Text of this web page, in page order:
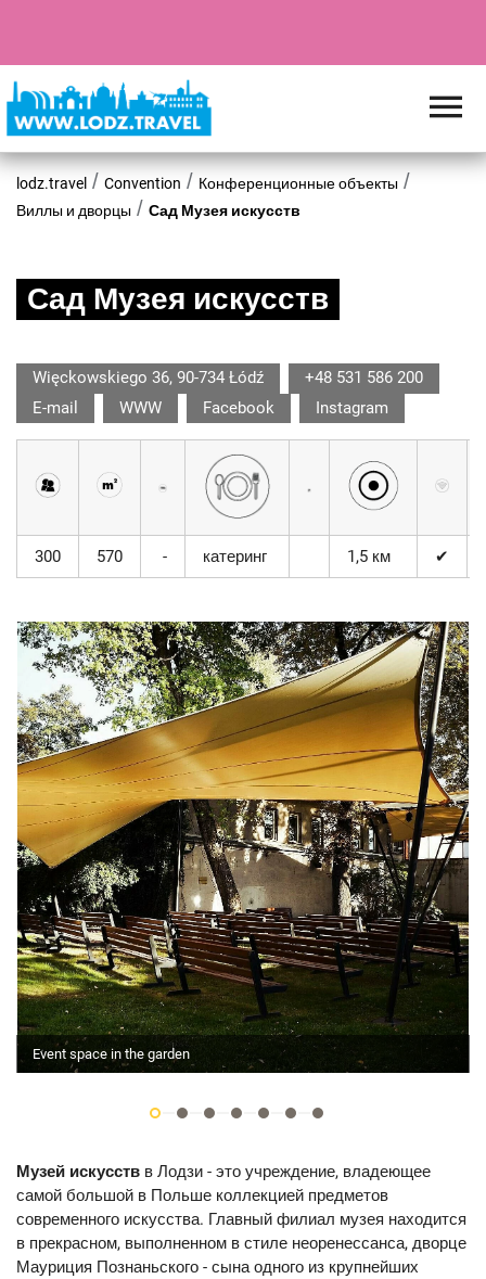
lodz.travel Convention
Конференционные объекты
Виллы и дворцы
Сад Музея искусств
Сад Музея искусств
Więckowskiego 36, 90-734 Łódź
+48 531 586 200
E-mail
WWW Facebook Instagram
300 570 - катеринг 1,5 км ✔
Event space in the garden
Музей искусств в Лодзи - это учреждение, владеющее
самой большой в Польше коллекцией предметов
современного искусства. Главный филиал музея находится
в прекрасном, выполненном в стиле неоренессанса, дворце
Мауриция Познаньского - сына одного из крупнейших